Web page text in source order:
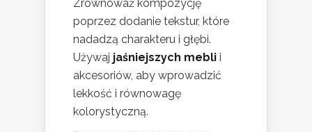
Zrównoważ kompozycję
poprzez dodanie tekstur, które
nadadzą charakteru i głębi.
Używaj jaśniejszych mebli i
akcesoriów, aby wprowadzić
lekkość i równowagę
kolorystyczną.